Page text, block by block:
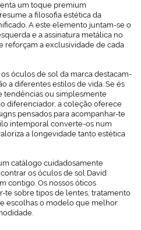
um toque premium
a filosofia estética da
A este elemento juntam-se o
e a assinatura metálica no
reforçam a exclusividade de cada
óculos de sol da marca destacam-
a diferentes estilos de vida. Se és
tendências ou simplesmente
diferenciador, a coleção oferece
pensados para acompanhar-te
intemporal converte-os num
a longevidade tanto estética
catálogo cuidadosamente
os óculos de sol David
contigo. Os nossos óticos
te sobre tipos de lentes, tratamento
escolhas o modelo que melhor